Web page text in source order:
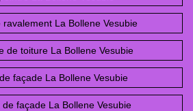
ravalement La Bollene Vesubie
de toiture La Bollene Vesubie
façade La Bollene Vesubie
de façade La Bollene Vesubie